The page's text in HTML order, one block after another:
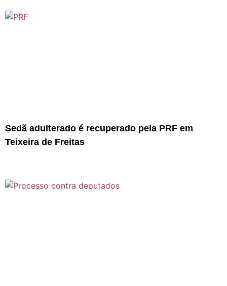
Sedã adulterado é recuperado pela PRF em
Teixeira de Freitas